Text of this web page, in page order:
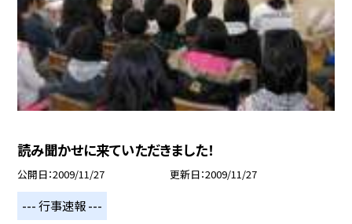
読み聞かせに来ていただきました！
公開日 2009/11/27 更新日 2009/11/27
--- 行事速報 ---